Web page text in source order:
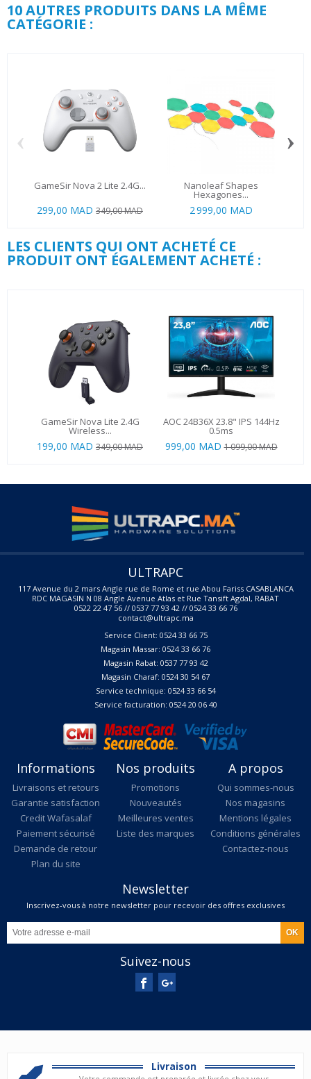
10 AUTRES PRODUITS DANS LA MÊME
CATÉGORIE :
GameSir Nova 2 Lite 2.4G...
299,00 MAD 349,00 MAD
Nanoleaf Shapes
Hexagones...
2 999,00 MAD
‹ ›
LES CLIENTS QUI ONT ACHETÉ CE
PRODUIT ONT ÉGALEMENT ACHETÉ :
GameSir Nova Lite 2.4G
Wireless...
199,00 MAD 349,00 MAD
AOC 24B36X 23.8" IPS 144Hz
0.5ms
999,00 MAD 1 099,00 MAD
ULTRAPC
117 Avenue du 2 mars Angle rue de Rome et rue Abou Fariss CASABLANCA
RDC MAGASIN N 08 Angle Avenue Atlas et Rue Tansift Agdal, RABAT
0522 22 47 56 // 0537 77 93 42 // 0524 33 66 76
contact@ultrapc.ma
Service Client: 0524 33 66 75
Magasin Massar: 0524 33 66 76
Magasin Rabat: 0537 77 93 42
Magasin Charaf: 0524 30 54 67
Service technique: 0524 33 66 54
Service facturation: 0524 20 06 40
Informations
Livraisons et retours
Garantie satisfaction
Credit Wafasalaf
Paiement sécurisé
Demande de retour
Plan du site
Nos produits
Promotions
Nouveautés
Meilleures ventes
Liste des marques
A propos
Qui sommes-nous
Nos magasins
Mentions légales
Conditions générales
Contactez-nous
Newsletter
Inscrivez-vous à notre newsletter pour recevoir des offres exclusives
Suivez-nous
Livraison